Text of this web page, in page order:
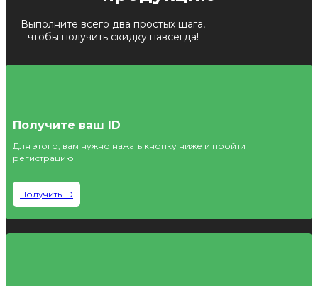
Выполните всего два простых шага,
чтобы получить скидку навсегда!
Получите ваш ID
Для этого, вам нужно нажать кнопку ниже и пройти
регистрацию
Получить ID